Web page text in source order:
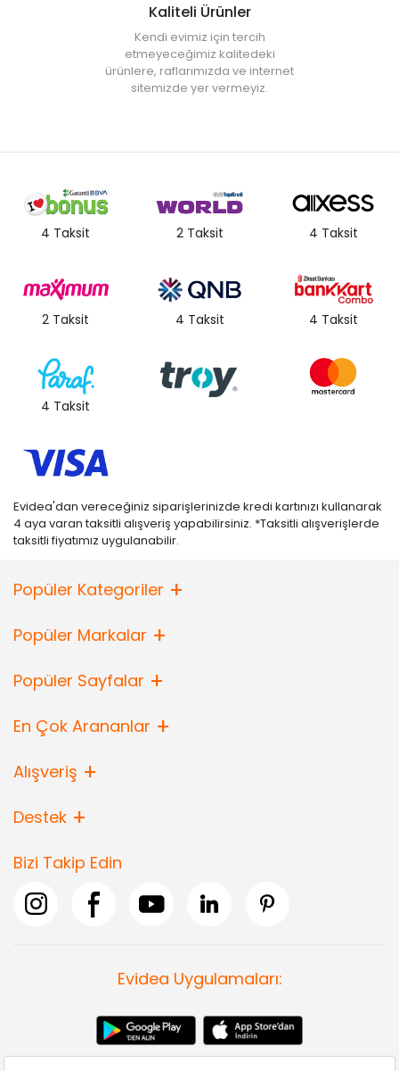
Kaliteli Ürünler
Kendi evimiz için tercih
etmeyeceğimiz kalitedeki
ürünlere, raflarımızda ve internet
sitemizde yer vermeyiz.
4 Taksit 2 Taksit 4 Taksit
2 Taksit 4 Taksit 4 Taksit
4 Taksit
Evidea'dan vereceğiniz siparişlerinizde kredi kartınızı kullanarak
4 aya varan taksitli alışveriş yapabilirsiniz. *Taksitli alışverişlerde
taksitli fiyatımız uygulanabilir.
Popüler Kategoriler
Popüler Markalar
Popüler Sayfalar
En Çok Arananlar
Alışveriş
Destek
Bizi Takip Edin
Evidea Uygulamaları: